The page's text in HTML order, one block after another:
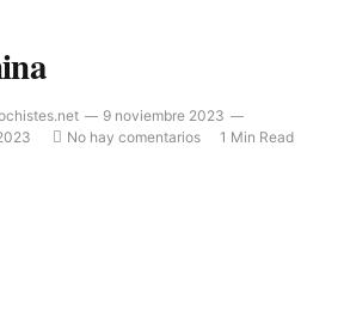
9 noviembre 2023
No hay comentarios 1 Min Read